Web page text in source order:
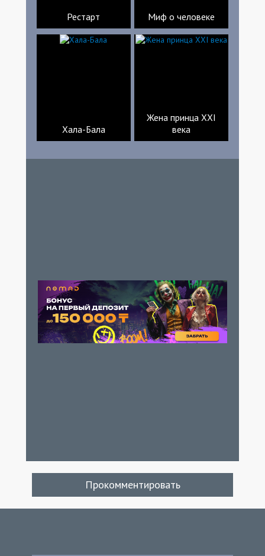
Рестарт Миф о человеке
Хала-Бала
Жена принца XXI
века
Прокомментировать